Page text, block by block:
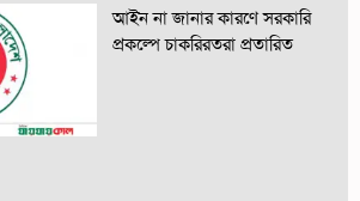
আইন না জানার কারণে সরকারি
প্রকল্পে চাকরিরতরা প্রতারিত